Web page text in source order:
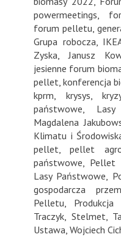
powermeetings,
forum pelletu,
Grupa robocza,
Zyska,Janusz
jesienne forum
pellet,konferencja
kprm, krysys,
państwowe,
Magdalena
Klimatu i
pellet,pellet
państwowe, Pellet
Lasy Państwowe,
gospodarcza
Pelletu,
Traczyk, Stelmet,
Ustawa, Wojciech